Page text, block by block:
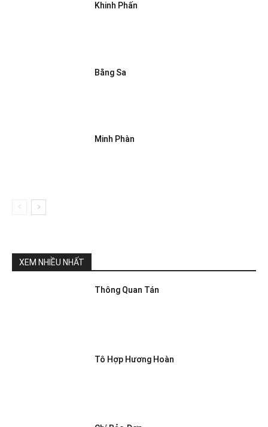
Khinh Phấn
Bằng Sa
Minh Phàn
XEM NHIỀU NHẤT
Thông Quan Tán
Tô Hợp Hương Hoàn